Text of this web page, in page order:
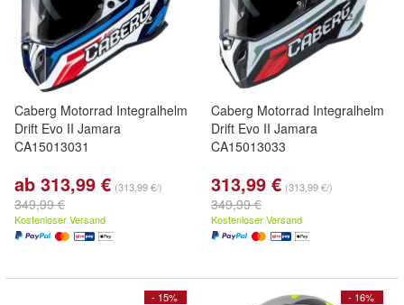
Caberg Motorrad Integralhelm
Drift Evo II Jamara
CA15013031
ab 313,99 € (313,99 €/)
349,99 €
Kostenloser Versand
Caberg Motorrad Integralhelm
Drift Evo II Jamara
CA15013033
313,99 € (313,99 €/)
349,99 €
Kostenloser Versand
- 15% - 16%